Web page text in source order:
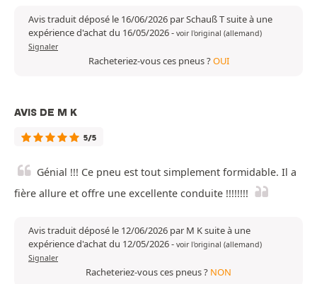
Avis traduit déposé le 16/06/2026 par Schauß T suite à une
expérience d'achat du 16/05/2026- voir l'original (allemand)
Signaler
Racheteriez-vous ces pneus ?OUI
AVIS DE M K
5/5
Génial !!! Ce pneu est tout simplement formidable. Il a
fière allure et offre une excellente conduite !!!!!!!!
Avis traduit déposé le 12/06/2026 par M K suite à une
expérience d'achat du 12/05/2026- voir l'original (allemand)
Signaler
Racheteriez-vous ces pneus ? NON